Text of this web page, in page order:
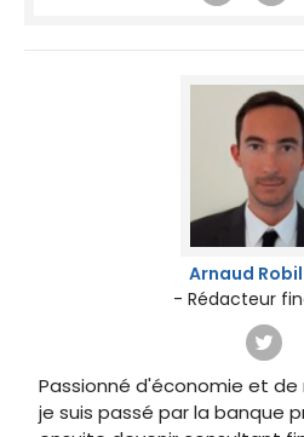
Arnaud
- Rédacteur
Passionné d'économie et de
je suis passé par la banque